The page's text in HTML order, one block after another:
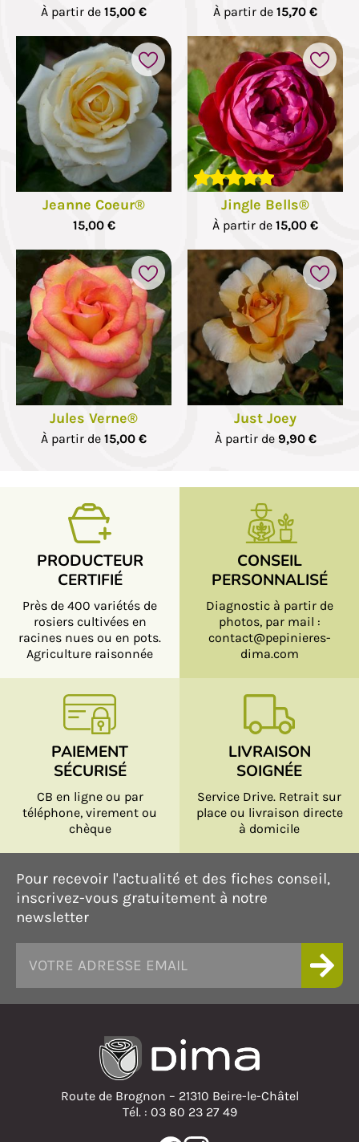
À partir de 15,00 € À partir de 15,70 €
Jeanne Coeur®
15,00 €
Jingle Bells®
À partir de 15,00 €
Jules Verne®
À partir de 15,00 €
Just Joey
À partir de 9,90 €
PRODUCTEUR
CERTIFIÉ
Près de 400 variétés de
rosiers cultivées en
racines nues ou en pots.
Agriculture raisonnée
CONSEIL
PERSONNALISÉ
Diagnostic à partir de
photos, par mail :
contact@pepinieres-
dima.com
PAIEMENT
SÉCURISÉ
CB en ligne ou par
téléphone, virement ou
chèque
LIVRAISON
SOIGNÉE
Service Drive. Retrait sur
place ou livraison directe
à domicile
Pour recevoir l'actualité et des fiches conseil,
inscrivez-vous gratuitement à notre
newsletter
Route de Brognon – 21310 Beire-le-Châtel
Tél. : 03 80 23 27 49